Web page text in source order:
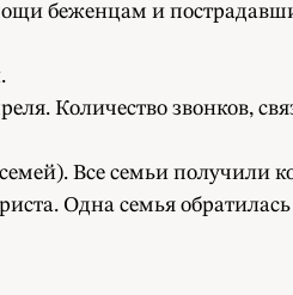
беженцам и
Количество звонков,
Все семьи получили
Одна семья